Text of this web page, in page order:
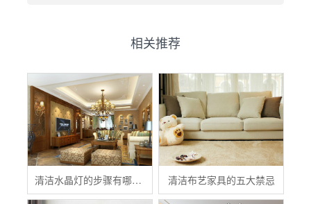
相关推荐
清洁水晶灯的步骤有哪些？ 清洁布艺家具的五大禁忌